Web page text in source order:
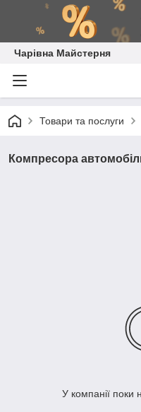
Чарівна Майстерня
Товари та послуги
Компресора
У компанії поки